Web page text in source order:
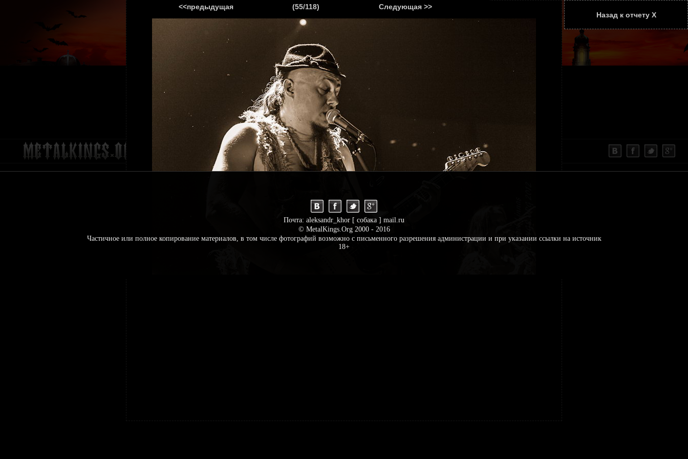
ГЛАВНАЯ НОВОСТИ АНОНСЫ РЕПОРТАЖИ ИНТЕРВЬЮ СТАТЬИ
<<предыдущая (55/118)
Следующая >>
Назад к отчету Х
Почта: aleksandr_khor [ собака ] mail.ru
© MetalKings.Org 2000 - 2016
Частичное или полное копирование материалов, в том числе фотографий возможно с письменного разрешения администрации и при указании ссылки на источник
18+